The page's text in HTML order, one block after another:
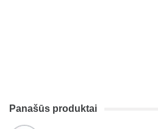
Panašūs produktai